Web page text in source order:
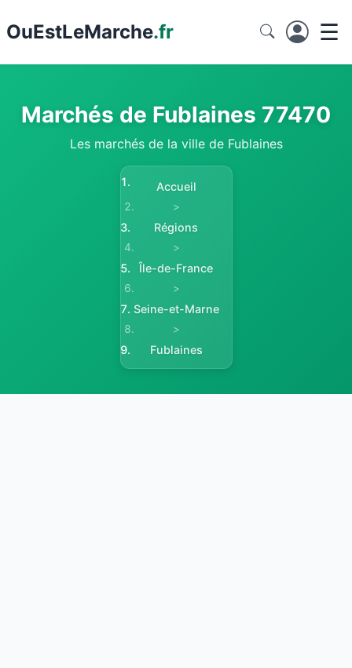
OuEstLeMarche.fr ☰
Marchés de Fublaines 77470
Les marchés de la ville de Fublaines
Accueil
>
Régions
>
Île-de-France
>
Seine-et-Marne
>
Fublaines